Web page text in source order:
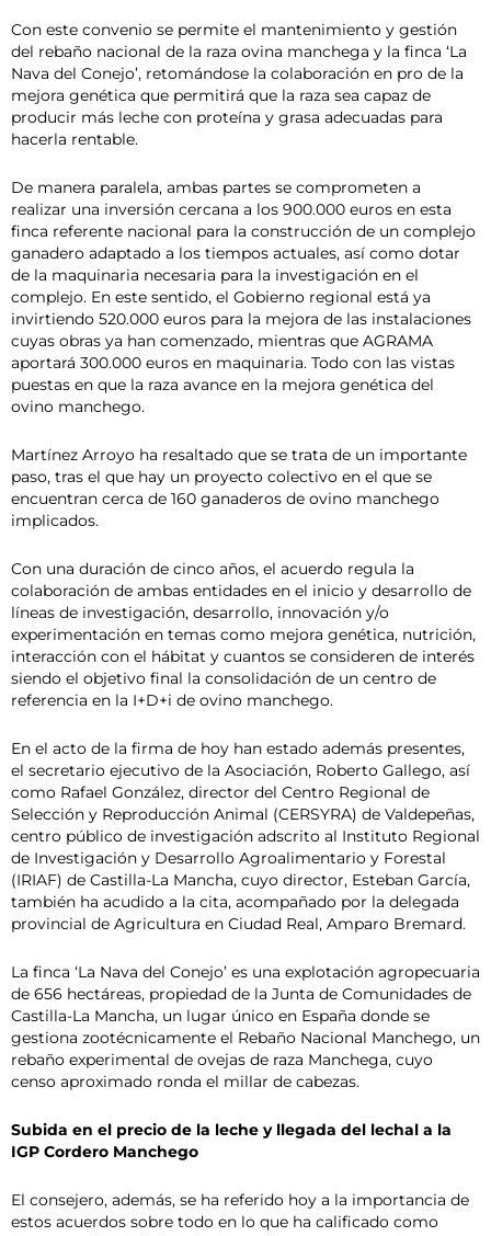
Con este convenio se permite el mantenimiento y gestión
del rebaño nacional de la raza ovina manchega y la finca ‘La
Nava del Conejo’, retomándose la colaboración en pro de la
mejora genética que permitirá que la raza sea capaz de
producir más leche con proteína y grasa adecuadas para
hacerla rentable.
De manera paralela, ambas partes se comprometen a
realizar una inversión cercana a los 900.000 euros en esta
finca referente nacional para la construcción de un complejo
ganadero adaptado a los tiempos actuales, así como dotar
de la maquinaria necesaria para la investigación en el
complejo. En este sentido, el Gobierno regional está ya
invirtiendo 520.000 euros para la mejora de las instalaciones
cuyas obras ya han comenzado, mientras que AGRAMA
aportará 300.000 euros en maquinaria. Todo con las vistas
puestas en que la raza avance en la mejora genética del
ovino manchego.
Martínez Arroyo ha resaltado que se trata de un importante
paso, tras el que hay un proyecto colectivo en el que se
encuentran cerca de 160 ganaderos de ovino manchego
implicados.
Con una duración de cinco años, el acuerdo regula la
colaboración de ambas entidades en el inicio y desarrollo de
líneas de investigación, desarrollo, innovación y/o
experimentación en temas como mejora genética, nutrición,
interacción con el hábitat y cuantos se consideren de interés
siendo el objetivo final la consolidación de un centro de
referencia en la I+D+i de ovino manchego.
En el acto de la firma de hoy han estado además presentes,
el secretario ejecutivo de la Asociación, Roberto Gallego, así
como Rafael González, director del Centro Regional de
Selección y Reproducción Animal (CERSYRA) de Valdepeñas,
centro público de investigación adscrito al Instituto Regional
de Investigación y Desarrollo Agroalimentario y Forestal
(IRIAF) de Castilla-La Mancha, cuyo director, Esteban García,
también ha acudido a la cita, acompañado por la delegada
provincial de Agricultura en Ciudad Real, Amparo Bremard.
La finca ‘La Nava del Conejo’ es una explotación agropecuaria
de 656 hectáreas, propiedad de la Junta de Comunidades de
Castilla-La Mancha, un lugar único en España donde se
gestiona zootécnicamente el Rebaño Nacional Manchego, un
rebaño experimental de ovejas de raza Manchega, cuyo
censo aproximado ronda el millar de cabezas.
Subida en el precio de la leche y llegada del lechal a la
IGP Cordero Manchego
El consejero, además, se ha referido hoy a la importancia de
estos acuerdos sobre todo en lo que ha calificado como